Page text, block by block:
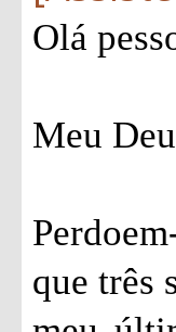
Olá
Meu
que três